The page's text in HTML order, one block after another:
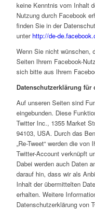
keine Kenntnis vom Inhalt
Nutzung durch Facebook
finden Sie in der
unter http://de-
Wenn Sie nicht wünschen,
Seiten Ihrem Facebook-
sich bitte aus Ihrem
Datenschutzerklärung
Auf unseren Seiten sind
eingebunden. Diese
Twitter Inc., 1355 Market
94103, USA. Durch das
„Re-Tweet“ werden die
Twitter-Account verknüpft
Dabei werden auch Daten
darauf hin, dass wir als
Inhalt der übermittelten
erhalten. Weitere
Datenschutzerklärung von